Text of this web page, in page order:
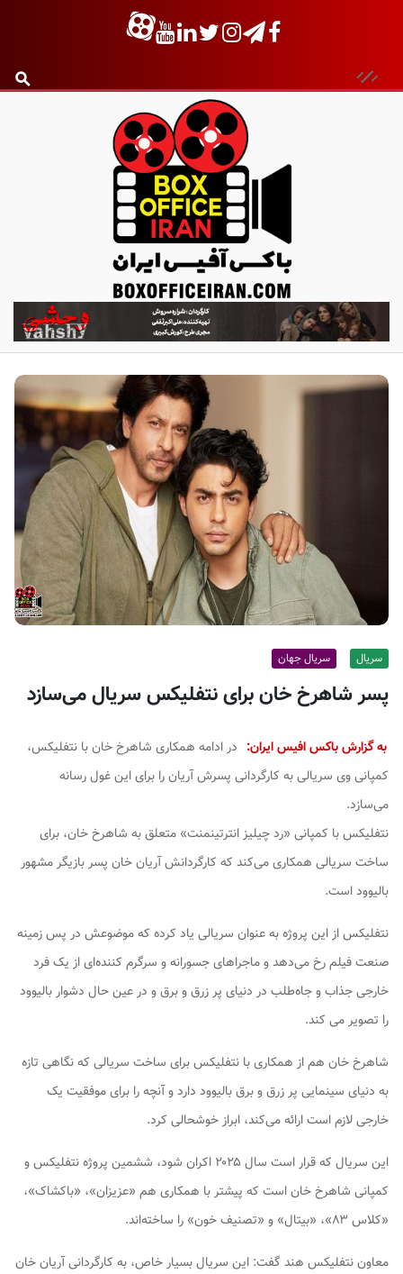
ب
ا
ک
س
ر
ا
ن
سریال سریال جهان
پسر شاهرخ خان برای نتفلیکس سریال می‌سازد
به گزارش باکس افیس ایران: در ادامه همکاری شاهرخ خان با نتفلیکس،
کمپانی وی سریالی به کارگردانی پسرش آریان را برای این غول رسانه
می‌سازد.
نتفلیکس با کمپانی «رد چیلیز انترتینمنت» متعلق به شاهرخ خان، برای
ساخت سریالی همکاری می‌کند که کارگردانش آریان خان پسر بازیگر مشهور
بالیوود است.
نتفلیکس از این پروژه به عنوان سریالی یاد کرده که موضوعش در پس زمینه
صنعت فیلم رخ می‌دهد و ماجراهای جسورانه و سرگرم کننده‌ای از یک فرد
خارجی جذاب و جاه‌طلب در دنیای پر زرق و برق و در عین حال دشوار بالیوود
را تصویر می کند.
شاهرخ خان هم از همکاری با نتفلیکس برای ساخت سریالی که نگاهی تازه
به دنیای سینمایی پر زرق و برق بالیوود دارد و آنچه را برای موفقیت یک
خارجی لازم است ارائه می‌کند، ابراز خوشحالی کرد.
این سریال که قرار است سال ۲۰۲۵ اکران شود، ششمین پروژه نتفلیکس و
کمپانی شاهرخ خان است که پیشتر با همکاری هم «عزیزان»، «باکشاک»،
«کلاس ۸۳»، «بیتال» و «تصنیف خون» را ساخته‌اند.
معاون نتفلیکس هند گفت: این سریال بسیار خاص، به کارگردانی آریان خان